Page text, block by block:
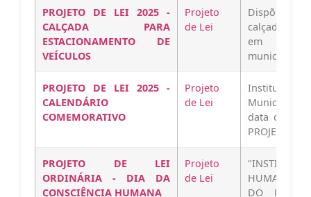
PROJETO DE LEI 2025 -
CALÇADA PARA
ESTACIONAMENTO DE
VEÍCULOS
Projeto
de Lei
Dispõe
calçada
em
município, e
PROJETO DE LEI 2025 -
CALENDÁRIO
COMEMORATIVO
Projeto
de Lei
Institui no
Municipio
data que
PROJETO-
PROJETO DE LEI
ORDINÁRIA - DIA DA
CONSCIÊNCIA HUMANA
Projeto
de Lei
"INSTITUI
HUMANA
DO